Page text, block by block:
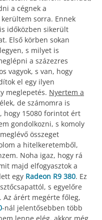
a cégnek a
sorra. Ennek
időközben sikerült
Első körben sokan
s milyet is
a százezres
vagyok, s van, hogy
el egy ilyen
meglepetés. Nyertem a
de számomra is
hogy 15080 forintot ért
gondolkozni, s komoly
összeget
a hitelkeretemből,
Noha igaz, hogy rá
majd elfogyasztok a
egy Radeon R9 380. Ez
s egyelőre
Az árért megérte főleg,
-nál jelentősebben több